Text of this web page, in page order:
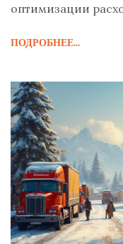
оптимизации
сфере
лицензированию.
ПОДРОБНЕЕ...